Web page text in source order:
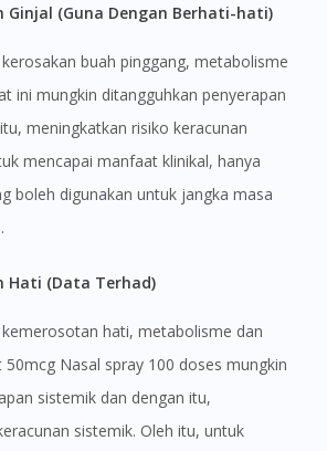
Ginjal (Guna Dengan Berhati-hati)
buah pinggang, metabolisme
ini mungkin ditangguhkan penyerapan
meningkatkan risiko keracunan
mencapai manfaat klinikal, hanya
boleh digunakan untuk jangka masa
Hati (Data Terhad)
hati, metabolisme dan
Nasal spray 100 doses mungkin
sistemik dan dengan itu,
sistemik. Oleh itu, untuk